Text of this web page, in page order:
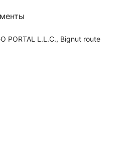
PORTAL L.L.C., Bignut route